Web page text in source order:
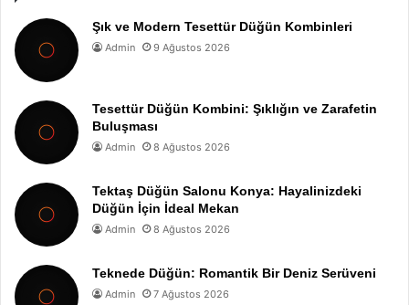
Şık ve Modern Tesettür Düğün Kombinleri
Admin 9 Ağustos 2026
Tesettür Düğün Kombini: Şıklığın ve Zarafetin
Buluşması
Admin 8 Ağustos 2026
Tektaş Düğün Salonu Konya: Hayalinizdeki
Düğün İçin İdeal Mekan
Admin 8 Ağustos 2026
Teknede Düğün: Romantik Bir Deniz Serüveni
Admin 7 Ağustos 2026